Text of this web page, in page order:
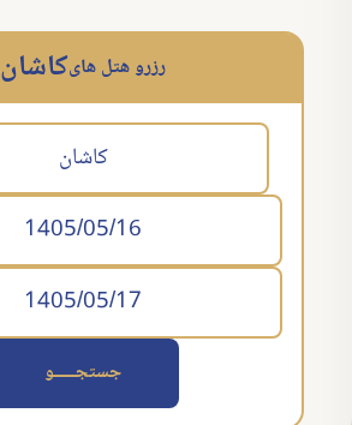
کاشانرزرو هتل های
کاشان
جستجــــــو